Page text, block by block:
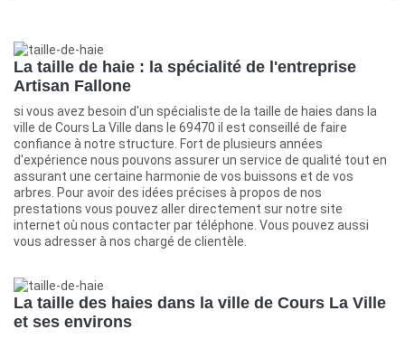
La taille de haie : la spécialité de l'entreprise
Artisan Fallone
si vous avez besoin d'un spécialiste de la taille de haies dans la
ville de Cours La Ville dans le 69470 il est conseillé de faire
confiance à notre structure. Fort de plusieurs années
d'expérience nous pouvons assurer un service de qualité tout en
assurant une certaine harmonie de vos buissons et de vos
arbres. Pour avoir des idées précises à propos de nos
prestations vous pouvez aller directement sur notre site
internet où nous contacter par téléphone. Vous pouvez aussi
vous adresser à nos chargé de clientèle.
La taille des haies dans la ville de Cours La Ville
et ses environs